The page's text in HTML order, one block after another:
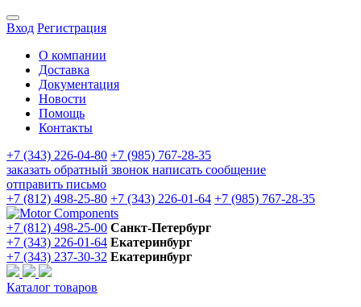
Вход Регистрация
О компании
Доставка
Документация
Новости
Помощь
Контакты
+7 (343) 226-04-80 +7 (985) 767-28-35
заказать обратный звонок написать сообщение
отправить письмо
+7 (812) 498-25-80 +7 (343) 226-01-64 +7 (985) 767-28-35
+7 (812) 498-25-00 Санкт-Петербург
+7 (343) 226-01-64 Екатеринбург
+7 (343) 237-30-32 Екатеринбург
Каталог товаров